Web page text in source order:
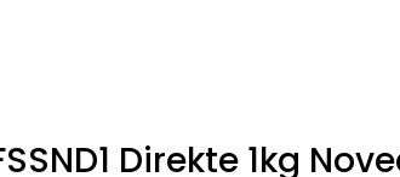
Direkte 1kg